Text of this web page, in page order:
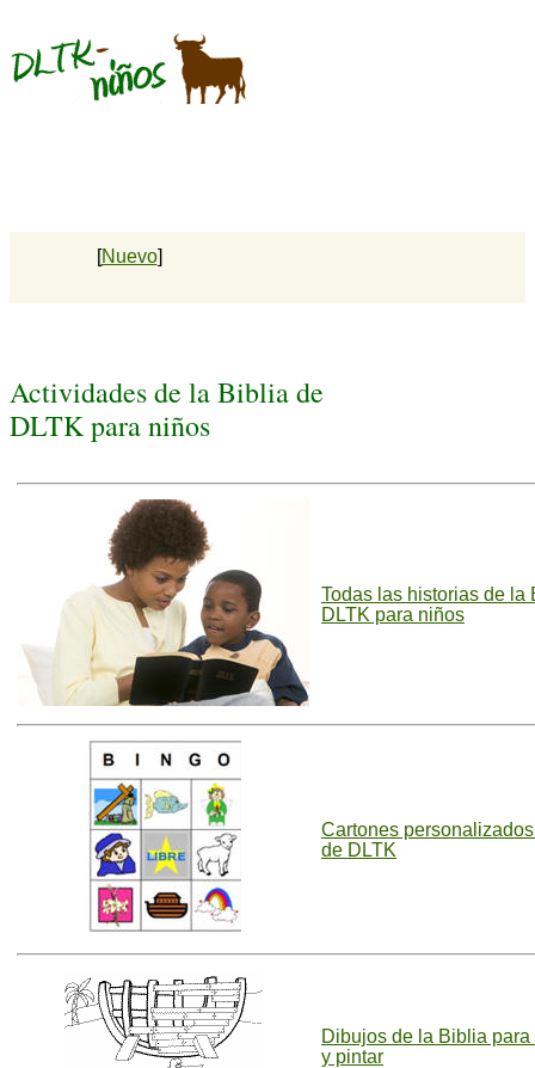
[Nuevo]
Actividades de la Biblia de
DLTK para niños
Todas las historias de la
DLTK para niños
Cartones
de DLTK
Dibujos de la Biblia para
y pintar